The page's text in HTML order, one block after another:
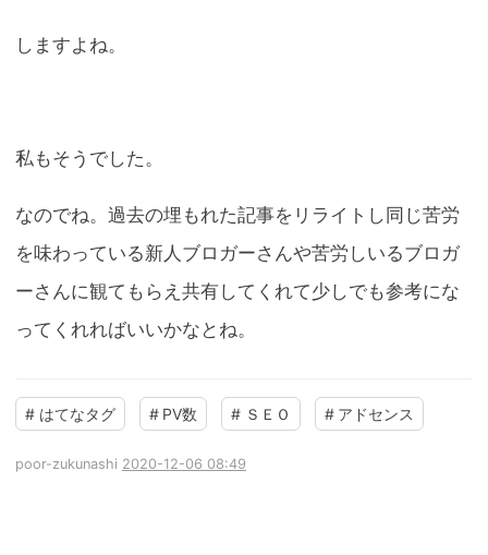
しますよね。
私もそうでした。
なのでね。過去の埋もれた記事をリライトし同じ苦労
を味わっている新人ブロガーさんや苦労しいるブロガ
ーさんに観てもらえ共有してくれて少しでも参考にな
ってくれればいいかなとね。
# はてなタグ # PV数 # ＳＥＯ # アドセンス
poor-zukunashi 2020-12-06 08:49